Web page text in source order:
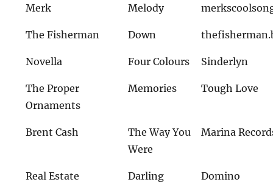
Merk Melody
The Fisherman Down
Novella Four Colours Sinderlyn
The Proper
Ornaments
Memories Tough Love
Brent Cash
The Way You
Were
Marina
Real Estate Darling Domino